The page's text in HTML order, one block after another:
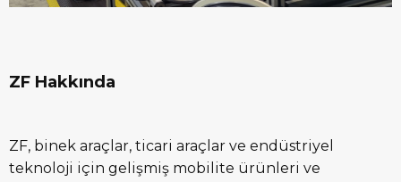
ZF Hakkında
ZF, binek araçlar, ticari araçlar ve endüstriyel
teknoloji için gelişmiş mobilite ürünleri ve